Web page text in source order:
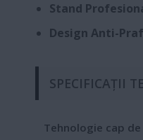
Stand
Design Anti-
SPECIFICAȚII
Tehnologie cap